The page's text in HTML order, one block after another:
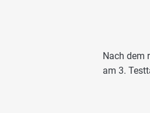
Nach dem
am 3.